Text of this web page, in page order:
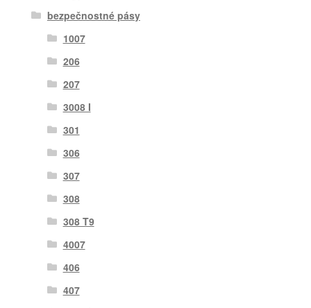
bezpečnostné pásy
1007
206
207
3008 I
301
306
307
308
308 T9
4007
406
407